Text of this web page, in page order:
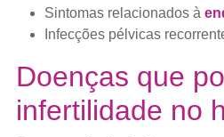
Sintomas relacionados à
Infecções pélvicas
Doenças que
infertilidade no